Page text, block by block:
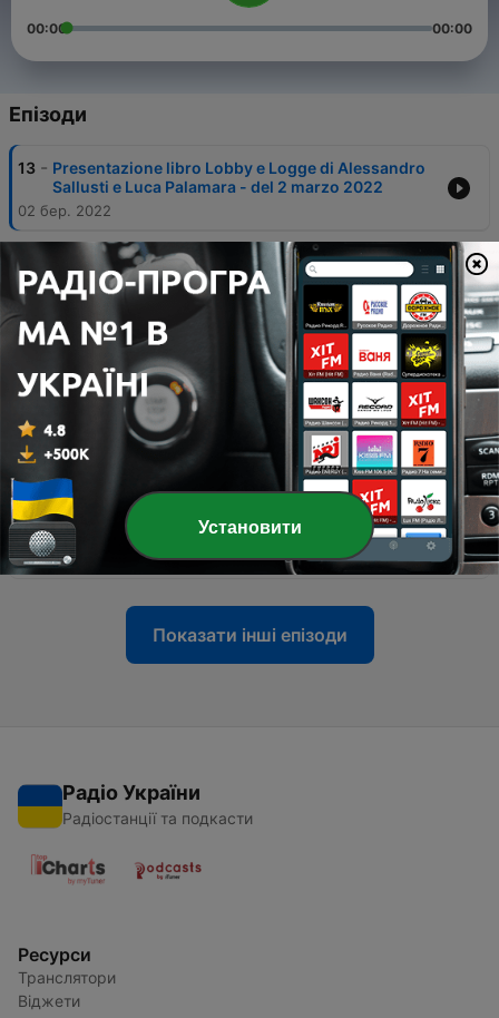
00:00 00:00
Епізоди
13 - Presentazione libro Lobby e Logge di Alessandro
Sallusti e Luca Palamara - del 2 marzo 2022
02 бер. 2022
Speciale giustizia del 17 febbraio 2022- Gli
interventi dalla Leopolda 2021
17 лют. 2022
11 - Speciali Leopolda del 3 febbraio 2022 -
Giuramento Presidente della Repubblica
03 лют. 2022
10 - Speciali Leopolda del 31 gennaio 2022 - Matteo
Renzi
9 - Speciali Leopolda del 29 gennaio 2022 - Matteo
Renzi
29 січ. 2022
Показати інші епізоди
Радіо України
Радіостанції та подкасти
Ресурси
Транслятори
Віджети
Установити